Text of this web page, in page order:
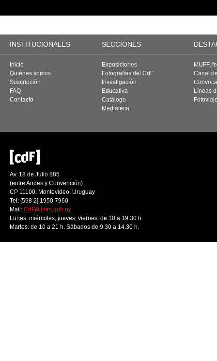
INSTITUCIONALES SECCIONES
Inicio
Quiénes somos
Suscripción
FAQ
Contacto
Exposiciones
Fotografías del CdF
Investigación
Educativa
Catálogo
Mediateca
MUFF,
Canal
Líneas
Av. 18 de Julio 885
(entre Andes y Convención)
CP 11100. Montevideo. Uruguay
Tel: [598 2] 1950 7960
Mail: CdF@imm.gub.uy
Lunes, miércoles, jueves, viernes: de 10 a 19.30 h.
Martes: de 10 a 21 h. Sábados de 9.30 a 14.30 h.